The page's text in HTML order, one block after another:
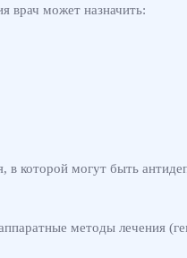
врач может назначить:
в которой могут быть
методы лечения